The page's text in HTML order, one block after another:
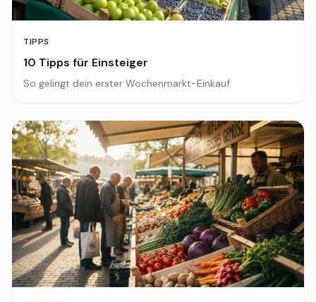
TIPPS
10 Tipps für Einsteiger
So gelingt dein erster Wochenmarkt-Einkauf.